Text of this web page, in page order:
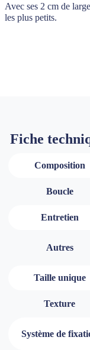
Avec ses 2 cm de
les plus petits.
Fiche
Composition
Boucle
Entretien
Autres
Taille unique
Texture
Système de